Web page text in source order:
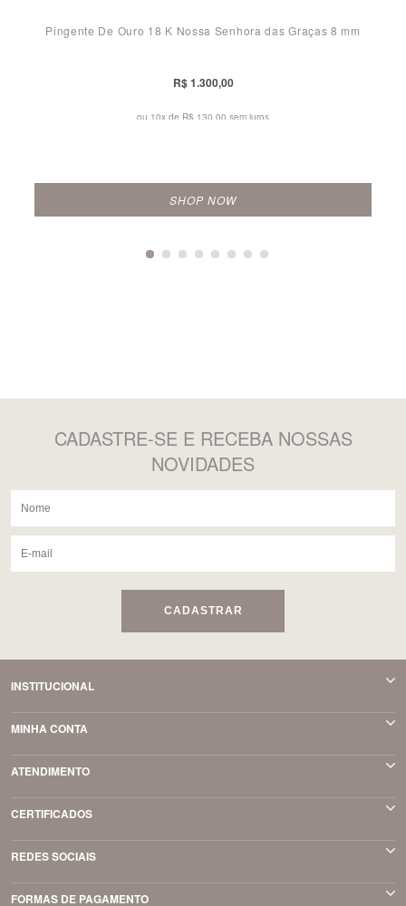
Pingente De Ouro 18 K Nossa Senhora das Graças 8 mm
R$ 1.300,00
ou 10x de R$ 130,00 sem juros
SHOP NOW
CADASTRE-SE E RECEBA NOSSAS
NOVIDADES
CADASTRAR
INSTITUCIONAL
MINHA CONTA
ATENDIMENTO
CERTIFICADOS
REDES SOCIAIS
FORMAS DE PAGAMENTO